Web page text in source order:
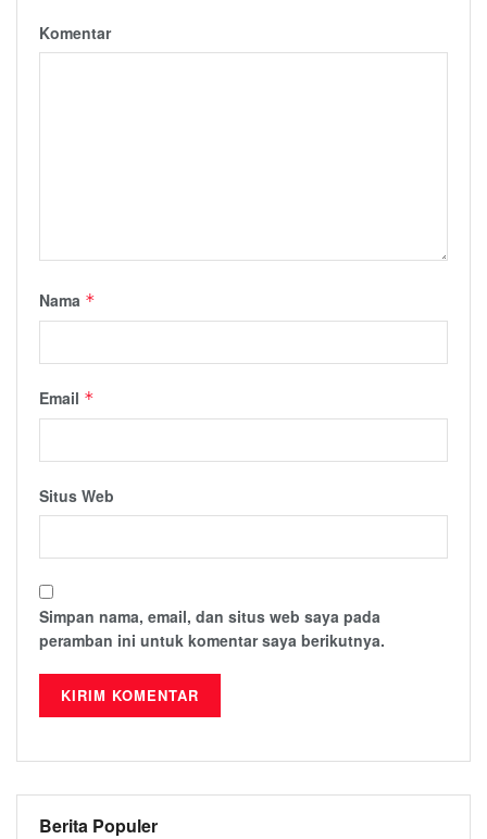
Komentar
Nama *
Email *
Situs Web
Simpan nama, email, dan situs web saya pada
peramban ini untuk komentar saya berikutnya.
Berita Populer